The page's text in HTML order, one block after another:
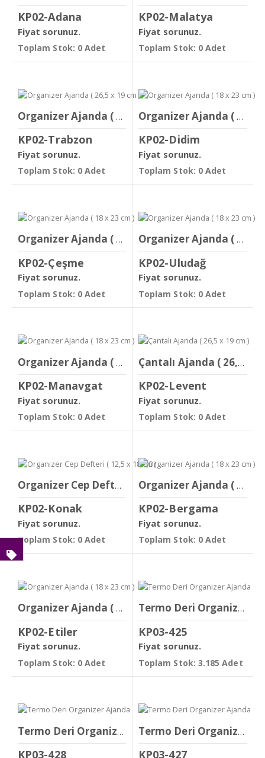
KP02-Adana
Fiyat sorunuz.
Toplam Stok: 0 Adet
KP02-Malatya
Fiyat sorunuz.
Toplam Stok: 0 Adet
Organizer Ajanda ( 26,5 x 19 cm )
KP02-Trabzon
Fiyat sorunuz.
Toplam Stok: 0 Adet
Organizer Ajanda ( 18 x 23 cm )
KP02-Didim
Fiyat sorunuz.
Toplam Stok: 0 Adet
Organizer Ajanda ( 18 x 23 cm )
KP02-Çeşme
Fiyat sorunuz.
Toplam Stok: 0 Adet
Organizer Ajanda ( 18 x 23 cm )
KP02-Uludağ
Fiyat sorunuz.
Toplam Stok: 0 Adet
Organizer Ajanda ( 18 x 23 cm )
KP02-Manavgat
Fiyat sorunuz.
Toplam Stok: 0 Adet
Çantalı Ajanda ( 26,5 x 19 cm )
KP02-Levent
Fiyat sorunuz.
Toplam Stok: 0 Adet
Organizer Cep Defteri ( 12,5 x 18 cm )
KP02-Konak
Fiyat sorunuz.
Toplam Stok: 0 Adet
Organizer Ajanda ( 18 x 23 cm )
KP02-Bergama
Fiyat sorunuz.
Toplam Stok: 0 Adet
Organizer Ajanda ( 18 x 23 cm )
KP02-Etiler
Fiyat sorunuz.
Toplam Stok: 0 Adet
Termo Deri Organizer Ajanda
KP03-425
Fiyat sorunuz.
Toplam Stok: 3.185 Adet
Termo Deri Organizer Ajanda
KP03-428
Termo Deri Organizer Ajanda
KP03-427